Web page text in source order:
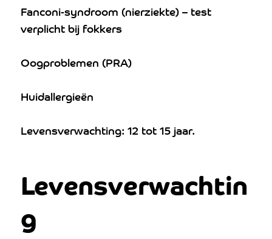
Fanconi-syndroom (nierziekte) – test
verplicht bij fokkers
Oogproblemen (PRA)
Huidallergieën
Levensverwachting: 12 tot 15 jaar.
Levensverwachtin
g